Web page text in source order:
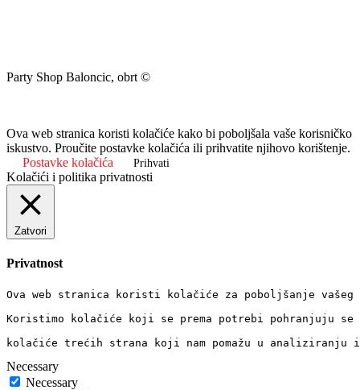
Party Shop Baloncic, obrt ©
Ova web stranica koristi kolačiće kako bi poboljšala vaše korisničko
iskustvo. Proučite postavke kolačića ili prihvatite njihovo korištenje.
Postavke kolačića
Prihvati
Kolačići i politika privatnosti
Zatvori
Privatnost
Ova web stranica koristi kolačiće za poboljšanje
Koristimo kolačiće koji se prema potrebi pohranjuju
kolačiće trećih strana koji nam pomažu u
Necessary
Necessary